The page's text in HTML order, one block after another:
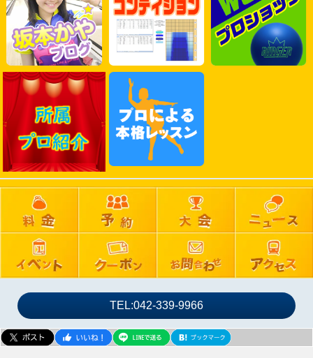
2025年05月
2025年04月
2025年03月
2025年02月
2025年01月
2024年12月
2024年11月
2024年10月
2024年09月
2024年08月
2024年07月
2024年06月
2024年05月
2024年04月
2024年03月
2024年02月
2024年01月
TEL:042-339-9966